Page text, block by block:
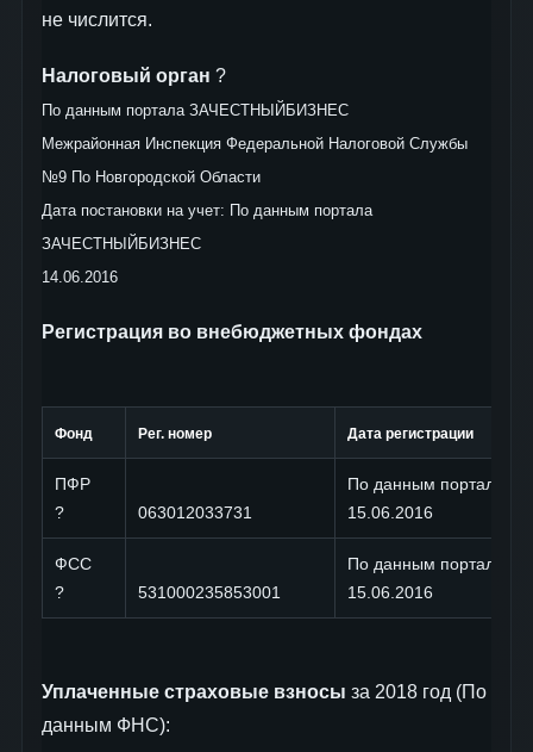
не числится.
Налоговый орган ?
По данным портала ЗАЧЕСТНЫЙБИЗНЕС
Межрайонная Инспекция Федеральной Налоговой Службы
№9 По Новгородской Области
Дата постановки на учет: По данным портала
ЗАЧЕСТНЫЙБИЗНЕС
14.06.2016
Регистрация во внебюджетных фондах
Фонд Рег. номер Дата регистрации
ПФР
?
063012033731
По данным портала
15.06.2016
ФСС
?
531000235853001
По данным портала
15.06.2016
Уплаченные страховые взносы за 2018 год (По
данным ФНС):